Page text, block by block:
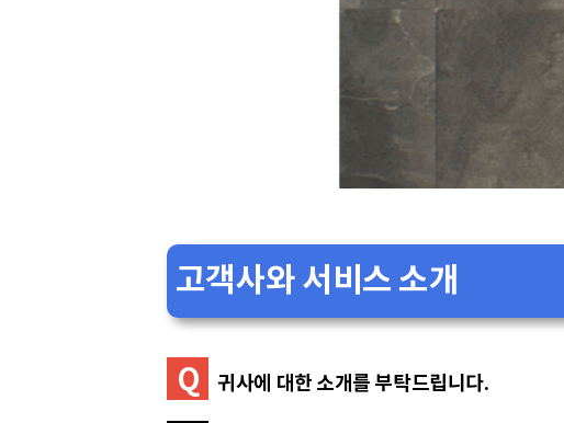
고객사와 서비스 소개
Q 귀사에 대한 소개를 부탁드립니다.